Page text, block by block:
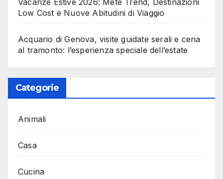
Low Cost e Nuove Abitudini di Viaggio
Acquario di Genova, visite guidate serali e cena
al tramonto: l’esperienza speciale dell’estate
Categorie
Animali
Casa
Cucina